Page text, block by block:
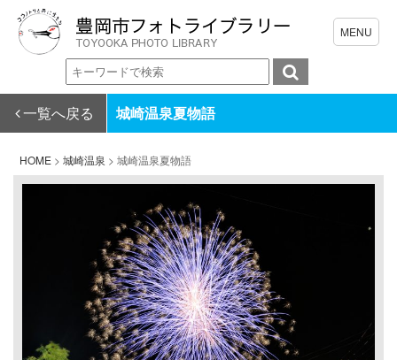
一覧へ戻る 城崎温泉夏物語
HOME > 城崎温泉 > 城崎温泉夏物語